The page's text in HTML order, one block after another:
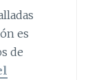
es
de